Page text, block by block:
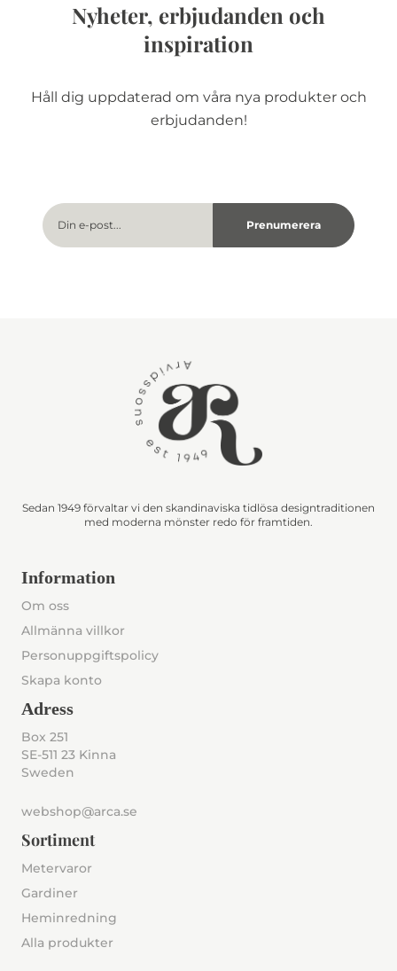
Nyheter, erbjudanden och
inspiration
Håll dig uppdaterad om våra nya produkter och
erbjudanden!
Sedan 1949 förvaltar vi den skandinaviska tidlösa designtraditionen
med moderna mönster redo för framtiden.
Information
Om oss
Allmänna villkor
Personuppgiftspolicy
Skapa konto
Adress
Box 251
SE-511 23 Kinna
Sweden
webshop@arca.se
Sortiment
Metervaror
Gardiner
Heminredning
Alla produkter